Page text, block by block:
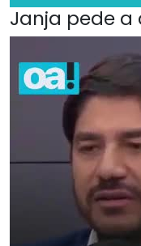
Janja pede a